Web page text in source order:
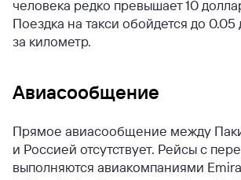
человека редко превышает 10
Поездка на такси обойдется до
за километр.
Авиасообщение
Прямое авиасообщение между
и Россией отсутствует. Рейсы с
выполняются авиакомпаниями